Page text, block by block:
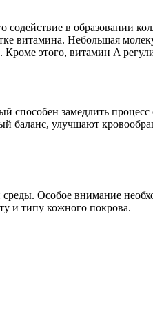
в образовании
витамина. Небольшая
этого, витамин A
замедлить процесс
баланс, улучшают
Особое внимание
и типу кожного покрова.